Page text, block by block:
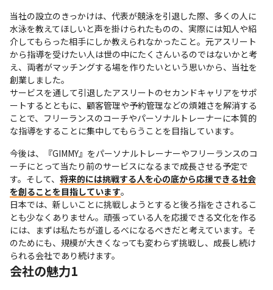
当社の設立のきっかけは、代表が競泳を引退した際、多くの人に
水泳を教えてほしいと声を掛けられたものの、実際には知人や紹
介してもらった相手にしか教えられなかったこと。元アスリート
から指導を受けたい人は世の中にたくさんいるのではないかと考
え、両者がマッチングする場を作りたいという思いから、当社を
創業しました。
サービスを通して引退したアスリートのセカンドキャリアをサポ
ートするとともに、顧客管理や予約管理などの煩雑さを解消する
ことで、フリーランスのコーチやパーソナルトレーナーに本質的
な指導をすることに集中してもらうことを目指しています。
今後は、『GIMMY』をパーソナルトレーナーやフリーランスのコ
ーチにとって当たり前のサービスになるまで成長させる予定で
す。そして、 将来的には挑戦する人を心の底から応援できる社会
を創ることを目指しています。
日本では、新しいことに挑戦しようとすると後ろ指をさされるこ
とも少なくありません。頑張っている人を応援できる文化を作る
には、まずは私たちが道しるべになるべきだと考えています。そ
のためにも、規模が大きくなっても変わらず挑戦し、成長し続け
られる会社であり続けます。
会社の魅力1